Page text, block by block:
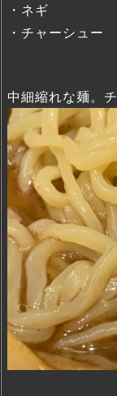
・ネギ
・チャーシュー
中細縮れな麺。